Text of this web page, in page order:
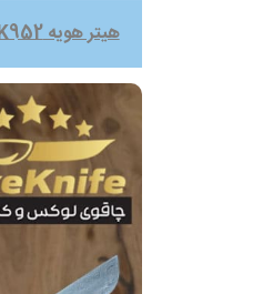
هیتر هویه GORDAK952